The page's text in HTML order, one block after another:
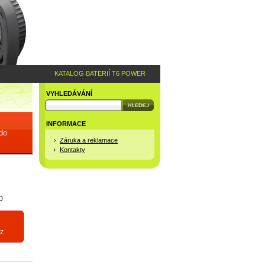
VYHLEDÁVÁNÍ
INFORMACE
Záruka a reklamace
Kontakty
KATALOG BATERIÍ T6 POWER